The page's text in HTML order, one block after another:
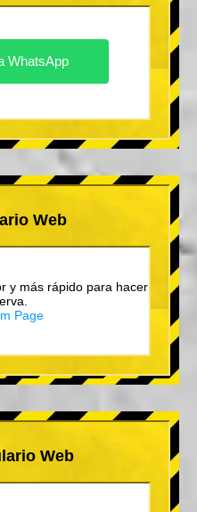
Web
y más rápido para hacer
Page
Web